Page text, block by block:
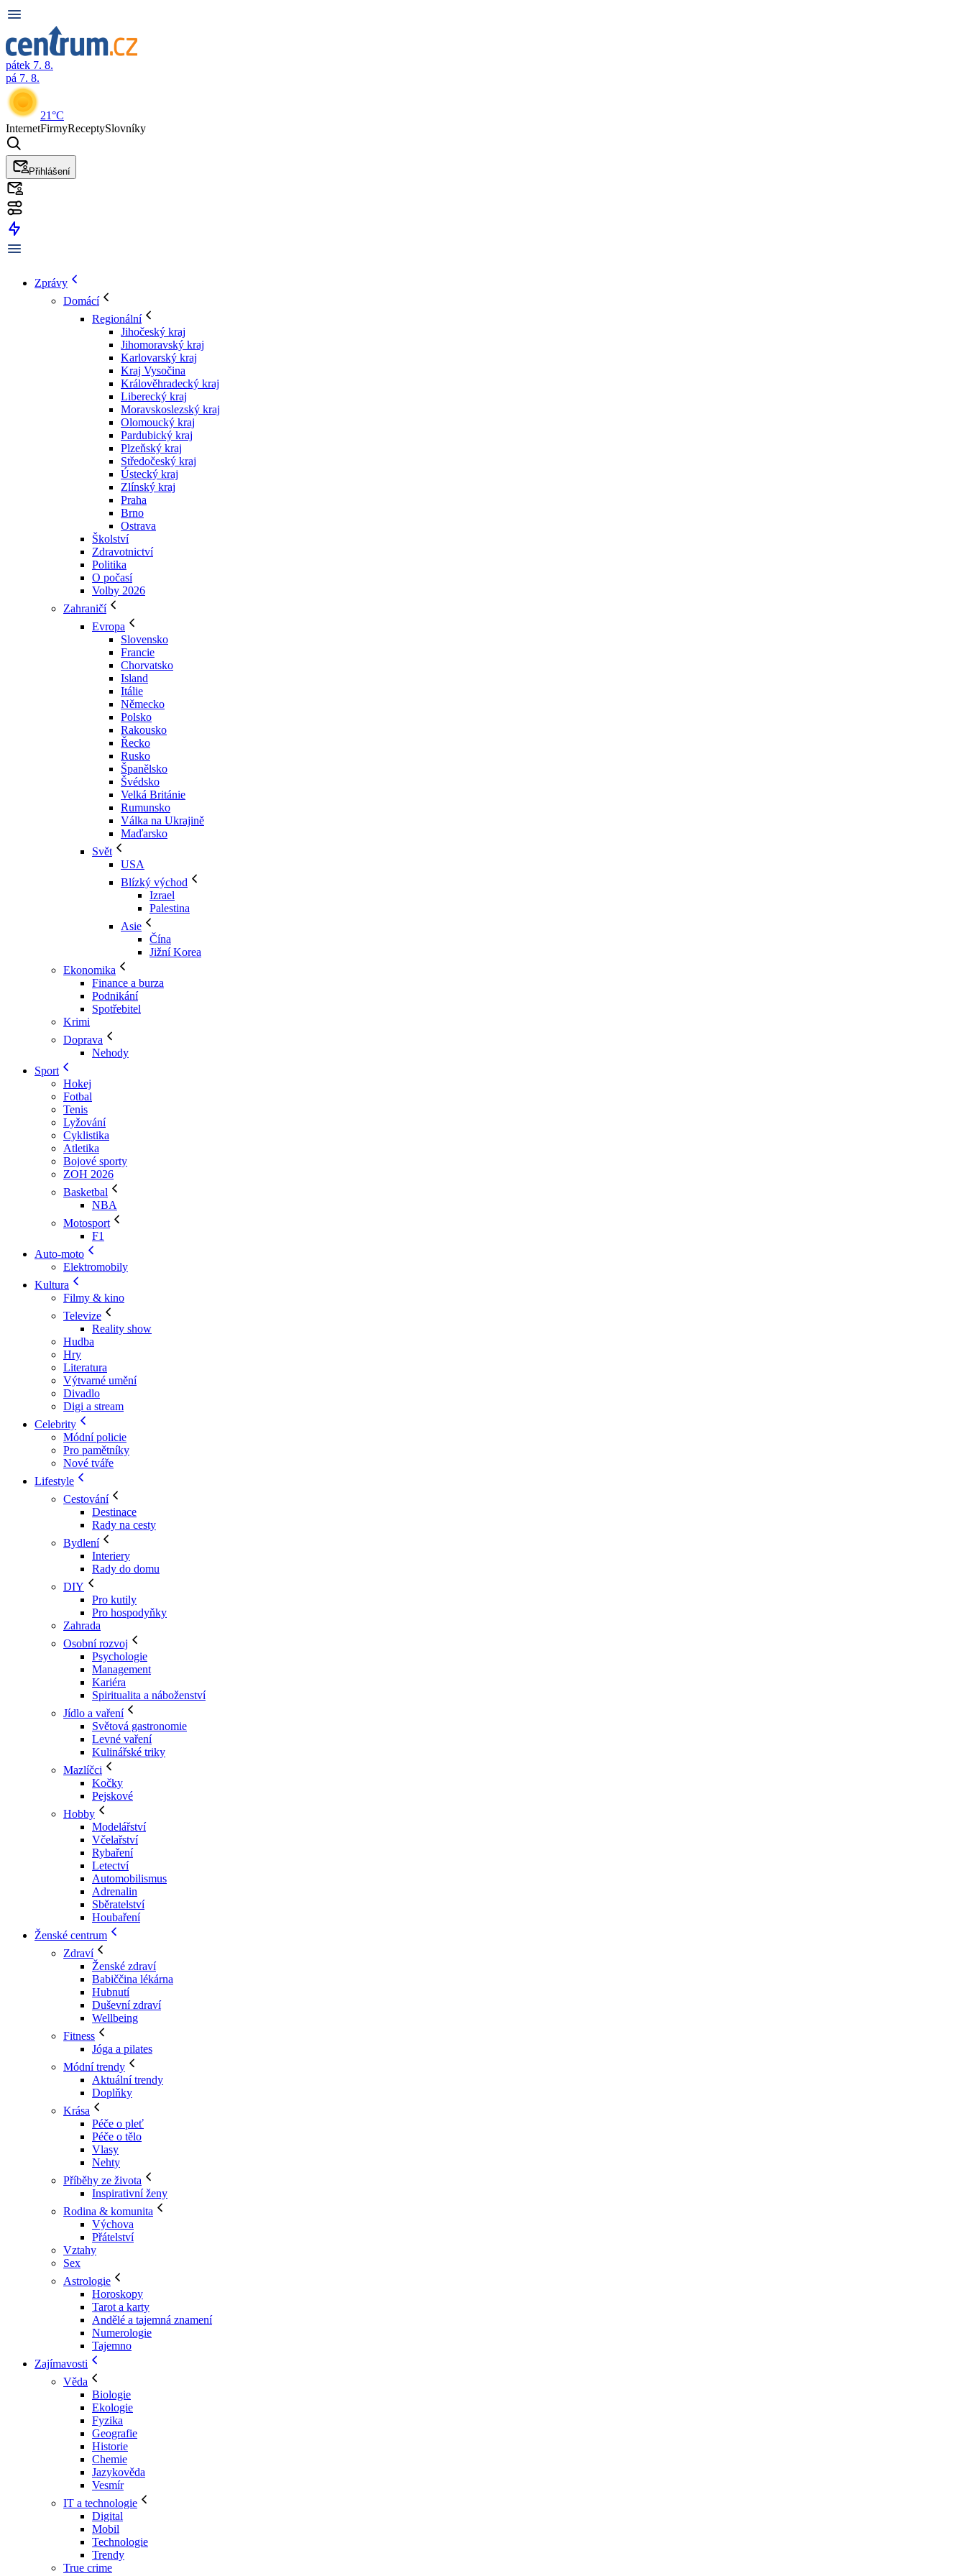
pátek 7. 8.
pá 7. 8.
21°C
InternetFirmyReceptySlovníky
Přihlášení
Zprávy
Domácí
Regionální
Jihočeský kraj
Jihomoravský kraj
Karlovarský kraj
Kraj Vysočina
Králověhradecký kraj
Liberecký kraj
Moravskoslezský kraj
Olomoucký kraj
Pardubický kraj
Plzeňský kraj
Středočeský kraj
Ústecký kraj
Zlínský kraj
Praha
Brno
Ostrava
Školství
Zdravotnictví
Politika
O počasí
Volby 2026
Zahraničí
Evropa
Slovensko
Francie
Chorvatsko
Island
Itálie
Německo
Polsko
Rakousko
Řecko
Rusko
Španělsko
Švédsko
Velká Británie
Rumunsko
Válka na Ukrajině
Maďarsko
Svět
USA
Blízký východ
Izrael
Palestina
Asie
Čína
Jižní Korea
Ekonomika
Finance a burza
Podnikání
Spotřebitel
Krimi
Doprava
Nehody
Sport
Hokej
Fotbal
Tenis
Lyžování
Cyklistika
Atletika
Bojové sporty
ZOH 2026
Basketbal
NBA
Motosport
F1
Auto-moto
Elektromobily
Kultura
Filmy & kino
Televize
Reality show
Hudba
Hry
Literatura
Výtvarné umění
Divadlo
Digi a stream
Celebrity
Módní policie
Pro pamětníky
Nové tváře
Lifestyle
Cestování
Destinace
Rady na cesty
Bydlení
Interiery
Rady do domu
DIY
Pro kutily
Pro hospodyňky
Zahrada
Osobní rozvoj
Psychologie
Management
Kariéra
Spiritualita a náboženství
Jídlo a vaření
Světová gastronomie
Levné vaření
Kulinářské triky
Mazlíčci
Kočky
Pejskové
Hobby
Modelářství
Včelařství
Rybaření
Letectví
Automobilismus
Adrenalin
Sběratelství
Houbaření
Ženské centrum
Zdraví
Ženské zdraví
Babiččina lékárna
Hubnutí
Duševní zdraví
Wellbeing
Fitness
Jóga a pilates
Módní trendy
Aktuální trendy
Doplňky
Krása
Péče o pleť
Péče o tělo
Vlasy
Nehty
Příběhy ze života
Inspirativní ženy
Rodina & komunita
Výchova
Přátelství
Vztahy
Sex
Astrologie
Horoskopy
Tarot a karty
Andělé a tajemná znamení
Numerologie
Tajemno
Zajímavosti
Věda
Biologie
Ekologie
Fyzika
Geografie
Historie
Chemie
Jazykověda
Vesmír
IT a technologie
Digital
Mobil
Technologie
Trendy
True crime